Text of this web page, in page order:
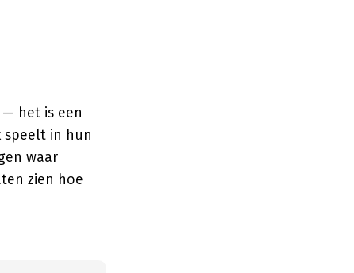
het is een
speelt in hun
waar
zien hoe